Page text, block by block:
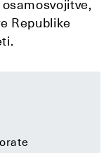
Republike